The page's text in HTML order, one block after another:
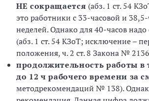
НЕ сокращается (абз. 1 ст. 54
это работники с 33-часовой и
неделей. Однако для 40-часов
(абз. 1 ст. 54 КЗоТ; исключение –
положения, ч. 2 ст. 8 Закона №
продолжительность работы в
до 12 ч рабочего времени за
методрекомендаций № 138).